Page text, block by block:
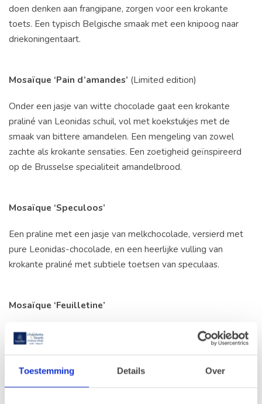
Toestemming Details Over
doen denken aan frangipane, zorgen voor een krokante
toets. Een typisch Belgische smaak met een knipoog naar
driekoningentaart.
Mosaïque ‘Pain d’amandes’ (Limited edition)
Onder een jasje van witte chocolade gaat een krokante
praliné van Leonidas schuil, vol met koekstukjes met de
smaak van bittere amandelen. Een mengeling van zowel
zachte als krokante sensaties. Een zoetigheid geïnspireerd
op de Brusselse specialiteit amandelbrood.
Mosaïque ‘Speculoos’
Een praline met een jasje van melkchocolade, versierd met
pure Leonidas-chocolade, en een heerlijke vulling van
krokante praliné met subtiele toetsen van speculaas.
Mosaïque ‘Feuilletine’
Een praline met een jasje van Leonidas-melkchocolade,
versierd met witte Leonidas-chocolade, en een heerlijke
de Brugse kletskoppen.